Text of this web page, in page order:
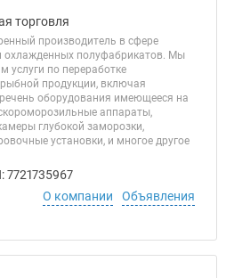
торговля
производитель в сфере
охлажденных полуфабрикатов. Мы
услуги по переработке
продукции, включая
оборудования имеющееся на
аппараты,
глубокой заморозки,
установки, и многое другое
О компании
Объявления